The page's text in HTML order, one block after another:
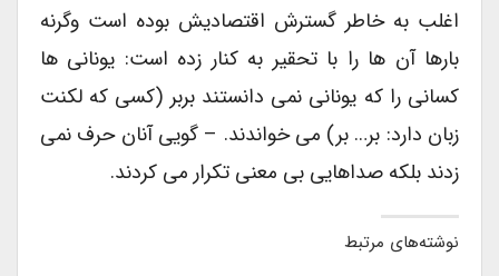
اغلب به خاطر گسترش اقتصادیش بوده است وگرنه
بارها آن ها را با تحقیر به کنار زده است: یونانی ها
کسانی را که یونانی نمی دانستند بربر (کسی که لکنت
زبان دارد: بر… بر) می خواندند. – گویی آنان حرف نمی
زدند بلکه صداهایی بی معنی تکرار می کردند.
نوشته‌های مرتبط